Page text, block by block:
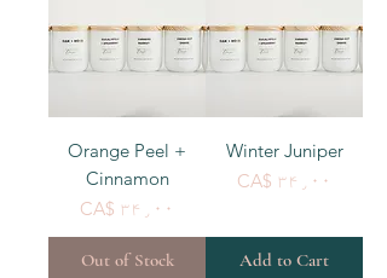
Winter Juniper
Price
CA$ ۳۴٫۰۰
Add to Cart
Orange Peel +
Cinnamon
Price
CA$ ۳۴٫۰۰
Out of Stock